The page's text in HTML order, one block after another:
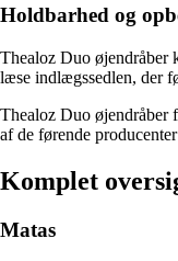
Holdbarhed og
Thealoz Duo øjendråber
læse indlægssedlen, der
Thealoz Duo øjendråber
af de førende
Komplet
Matas